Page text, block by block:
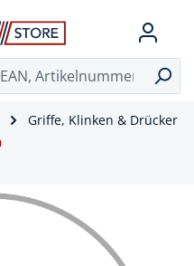
Griffe, Klinken & Drücker